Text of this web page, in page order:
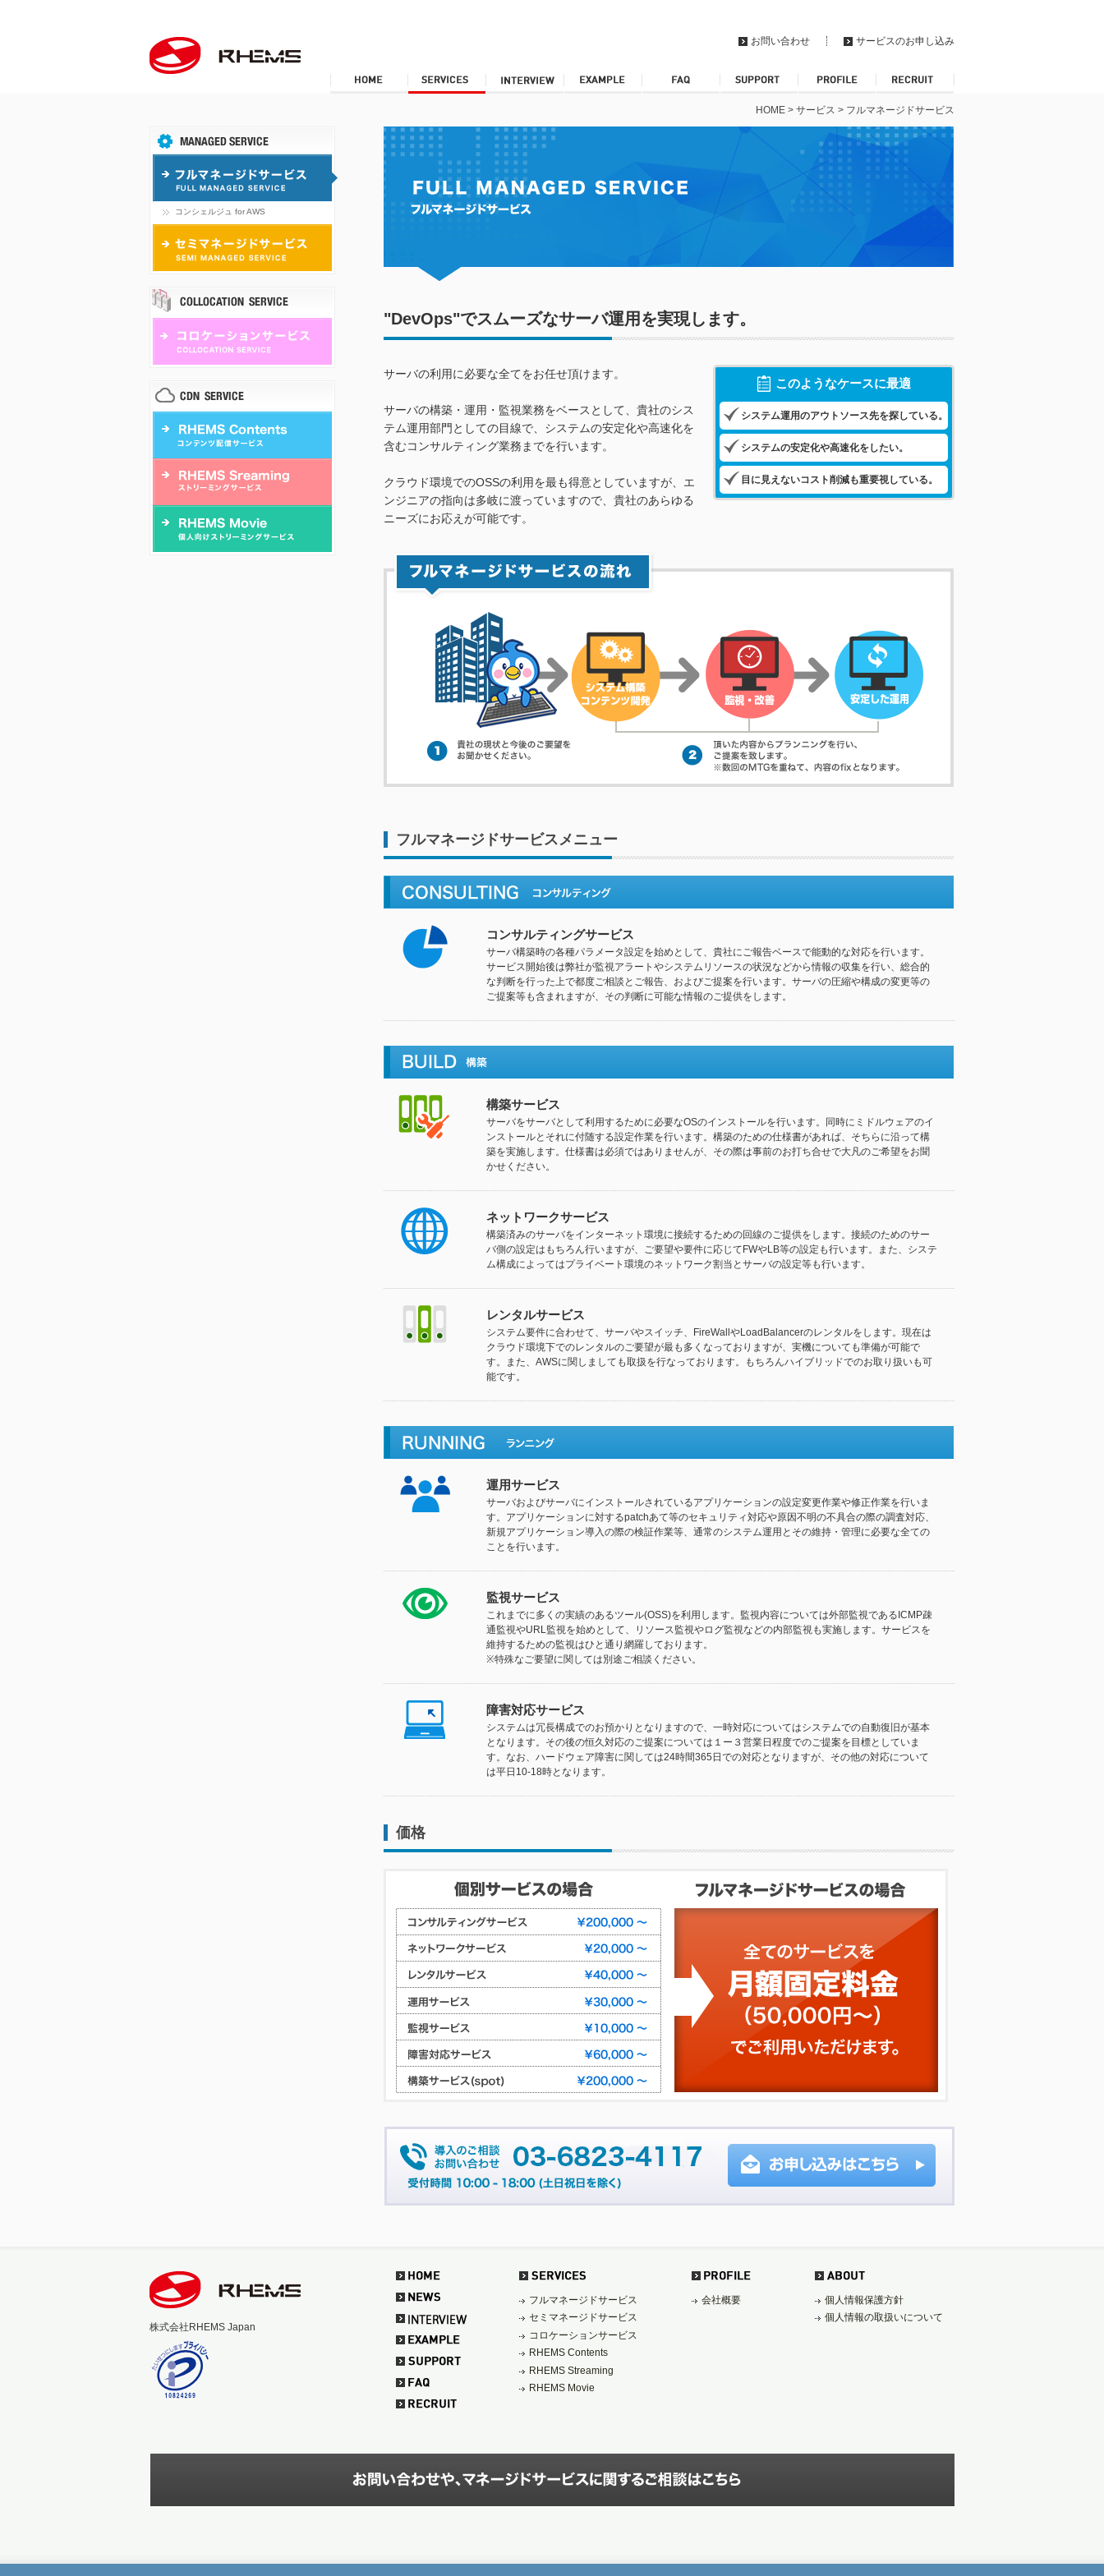
お問い合わせ サービスのお申し込み
HOME > サービス > フルマネージドサービス
"DevOps"でスムーズなサーバ運用を実現します。
このようなケースに最適
システム運用のアウトソース先を探している。
システムの安定化や高速化をしたい。
目に見えないコスト削減も重要視している。
サーバの利用に必要な全てをお任せ頂けます。
サーバの構築・運用・監視業務をベースとして、貴社のシス
テム運用部門としての目線で、システムの安定化や高速化を
含むコンサルティング業務までを行います。
クラウド環境でのOSSの利用を最も得意としていますが、エ
ンジニアの指向は多岐に渡っていますので、貴社のあらゆる
ニーズにお応えが可能です。
フルマネージドサービスメニュー
コンサルティングサービス
サーバ構築時の各種パラメータ設定を始めとして、貴社にご報告ベースで能動的な対応を行います。
サービス開始後は弊社が監視アラートやシステムリソースの状況などから情報の収集を行い、総合的
な判断を行った上で都度ご相談とご報告、およびご提案を行います。サーバの圧縮や構成の変更等の
ご提案等も含まれますが、その判断に可能な情報のご提供をします。
構築サービス
サーバをサーバとして利用するために必要なOSのインストールを行います。同時にミドルウェアのイ
ンストールとそれに付随する設定作業を行います。構築のための仕様書があれば、そちらに沿って構
築を実施します。仕様書は必須ではありませんが、その際は事前のお打ち合せで大凡のご希望をお聞
かせください。
ネットワークサービス
構築済みのサーバをインターネット環境に接続するための回線のご提供をします。接続のためのサー
バ側の設定はもちろん行いますが、ご要望や要件に応じてFWやLB等の設定も行います。また、システ
ム構成によってはプライベート環境のネットワーク割当とサーバの設定等も行います。
レンタルサービス
システム要件に合わせて、サーバやスイッチ、FireWallやLoadBalancerのレンタルをします。現在は
クラウド環境下でのレンタルのご要望が最も多くなっておりますが、実機についても準備が可能で
す。また、AWSに関しましても取扱を行なっております。もちろんハイブリッドでのお取り扱いも可
能です。
運用サービス
サーバおよびサーバにインストールされているアプリケーションの設定変更作業や修正作業を行いま
す。アプリケーションに対するpatchあて等のセキュリティ対応や原因不明の不具合の際の調査対応、
新規アプリケーション導入の際の検証作業等、通常のシステム運用とその維持・管理に必要な全ての
ことを行います。
監視サービス
これまでに多くの実績のあるツール(OSS)を利用します。監視内容については外部監視であるICMP疎
通監視やURL監視を始めとして、リソース監視やログ監視などの内部監視も実施します。サービスを
維持するための監視はひと通り網羅しております。
※特殊なご要望に関しては別途ご相談ください。
障害対応サービス
システムは冗長構成でのお預かりとなりますので、一時対応についてはシステムでの自動復旧が基本
となります。その後の恒久対応のご提案については１ー３営業日程度でのご提案を目標としていま
す。なお、ハードウェア障害に関しては24時間365日での対応となりますが、その他の対応について
は平日10-18時となります。
価格
コンシェルジュ for AWS
株式会社RHEMS Japan
フルマネージドサービス
セミマネージドサービス
コロケーションサービス
RHEMS Contents
RHEMS Streaming
RHEMS Movie
会社概要
個人情報保護方針
個人情報の取扱いについて